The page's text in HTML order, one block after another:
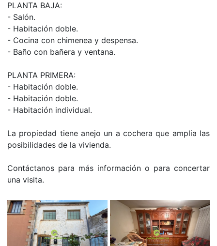
PLANTA BAJA:
- Salón.
- Habitación doble.
- Cocina con chimenea y despensa.
- Baño con bañera y ventana.
PLANTA PRIMERA:
- Habitación doble.
- Habitación doble.
- Habitación individual.
La propiedad tiene anejo un a cochera que amplia las
posibilidades de la vivienda.
Contáctanos para más información o para concertar
una visita.